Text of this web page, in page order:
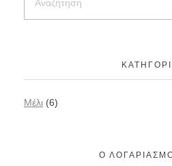
Mέλι (6)
Ο